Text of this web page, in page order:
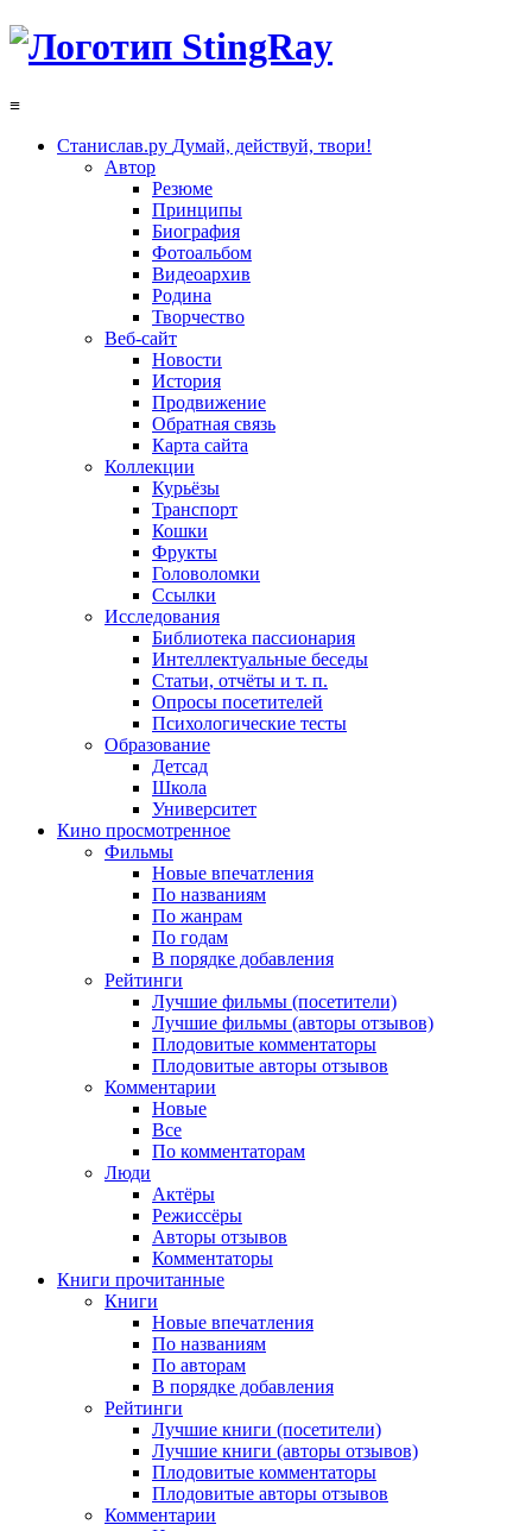
≡
Станислав.ру Думай, действуй, твори!
Автор
Резюме
Принципы
Биография
Фотоальбом
Видеоархив
Родина
Творчество
Веб-сайт
Новости
История
Продвижение
Обратная связь
Карта сайта
Коллекции
Курьёзы
Транспорт
Кошки
Фрукты
Головоломки
Ссылки
Исследования
Библиотека пассионария
Интеллектуальные беседы
Статьи, отчёты и т. п.
Опросы посетителей
Психологические тесты
Образование
Детсад
Школа
Университет
Кино просмотренное
Фильмы
Новые впечатления
По названиям
По жанрам
По годам
В порядке добавления
Рейтинги
Лучшие фильмы (посетители)
Лучшие фильмы (авторы отзывов)
Плодовитые комментаторы
Плодовитые авторы отзывов
Комментарии
Новые
Все
По комментаторам
Люди
Актёры
Режиссёры
Авторы отзывов
Комментаторы
Книги прочитанные
Книги
Новые впечатления
По названиям
По авторам
В порядке добавления
Рейтинги
Лучшие книги (посетители)
Лучшие книги (авторы отзывов)
Плодовитые комментаторы
Плодовитые авторы отзывов
Комментарии